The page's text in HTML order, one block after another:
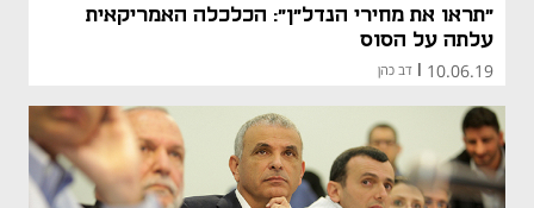
"תראו את מחירי הנדל"ן": הכלכלה האמריקאית
עלתה על הסוס
10.06.19 דב כהן